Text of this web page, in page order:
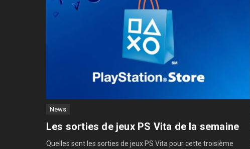
News
Les sorties de jeux PS Vita de la semaine
Quelles sont les sorties de jeux PS Vita pour cette troisième